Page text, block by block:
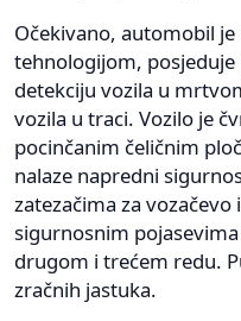
Očekivano, automobil
tehnologijom,
detekciju vozila u
vozila u traci. Vozilo je
pocinčanim čeličnim
nalaze napredni
zatezačima za
sigurnosnim
drugom i trećem redu.
zračnih jastuka.